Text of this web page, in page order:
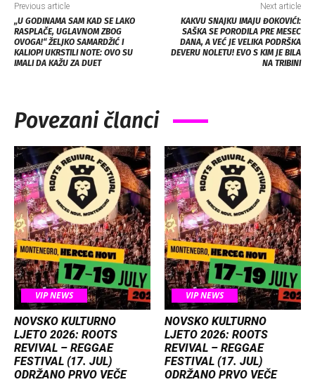
Previous article
„U GODINAMA SAM KAD SE LAKO
RASPLAČE, UGLAVNOM ZBOG
OVOGA!“ ŽELJKO SAMARDŽIĆ I
KALIOPI UKRSTILI NOTE: OVO SU
IMALI DA KAŽU ZA DUET
Next article
KAKVU SNAJKU IMAJU ĐOKOVIĆI:
SAŠKA SE PORODILA PRE MESEC
DANA, A VEĆ JE VELIKA PODRŠKA
DEVERU NOLETU! EVO S KIM JE BILA
NA TRIBINI
Povezani članci
VIP NEWS
NOVSKO KULTURNO
LJETO 2026: ROOTS
REVIVAL – REGGAE
FESTIVAL (17. JUL)
ODRŽANO PRVO VEČE
VIP NEWS
NOVSKO KULTURNO
LJETO 2026: ROOTS
REVIVAL – REGGAE
FESTIVAL (17. JUL)
ODRŽANO PRVO VEČE